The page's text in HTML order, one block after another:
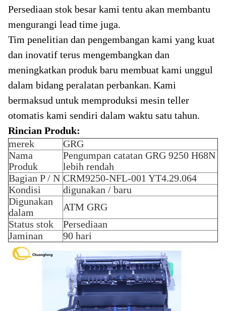
Persediaan stok besar kami tentu akan membantu
mengurangi lead time juga.
Tim penelitian dan pengembangan kami yang kuat
dan inovatif terus mengembangkan dan
meningkatkan produk baru membuat kami unggul
dalam bidang peralatan perbankan. Kami
bermaksud untuk memproduksi mesin teller
otomatis kami sendiri dalam waktu satu tahun.
Rincian Produk:
merek
GRG
Nama
Produk
Pengumpan catatan GRG 9250 H68N
lebih rendah
Bagian P / N CRM9250-NFL-001 YT4.29.064
Kondisi
digunakan / baru
Digunakan
dalam
ATM GRG
Status stok
Persediaan
Jaminan
90 hari